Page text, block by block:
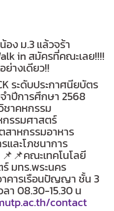
อง ม.3 แล้วจร้า
in สมัครที่คณะเลย!!!!
างเดียว!!
ระดับประกาศนียบัตร
ำปีการศึกษา 2568
ชาคหกรรม
กรรมศาสตร์
สาหกรรมอาหาร
และโภชนาการ
คณะเทคโนโลยี
มทร.พระนคร
าคารเรือนปัญญา ชั้น 3
า 08.30-15.30 น
contact